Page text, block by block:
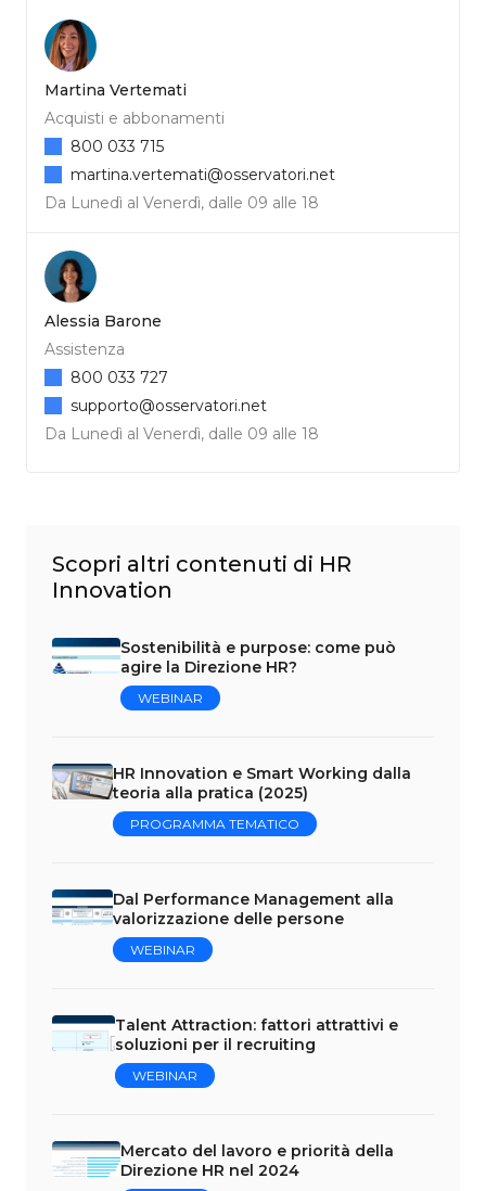
Martina Vertemati
Acquisti e abbonamenti
Da Lunedì al Venerdì, dalle 09 alle 18
800 033 715
martina.vertemati@osservatori.net
Alessia Barone
Assistenza
Da Lunedì al Venerdì, dalle 09 alle 18
800 033 727
supporto@osservatori.net
Scopri altri contenuti di HR
Innovation
Sostenibilità e purpose: come può
agire la Direzione HR?
WEBINAR
HR Innovation e Smart Working dalla
teoria alla pratica (2025)
PROGRAMMA TEMATICO
Dal Performance Management alla
valorizzazione delle persone
WEBINAR
Talent Attraction: fattori attrattivi e
soluzioni per il recruiting
WEBINAR
Mercato del lavoro e priorità della
Direzione HR nel 2024